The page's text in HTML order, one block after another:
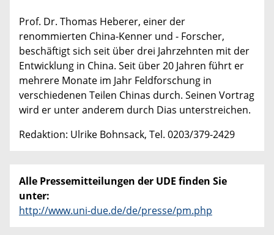
Prof. Dr. Thomas Heberer, einer der
renommierten China-Kenner und - Forscher,
beschäftigt sich seit über drei Jahrzehnten mit der
Entwicklung in China. Seit über 20 Jahren führt er
mehrere Monate im Jahr Feldforschung in
verschiedenen Teilen Chinas durch. Seinen Vortrag
wird er unter anderem durch Dias unterstreichen.
Redaktion: Ulrike Bohnsack, Tel. 0203/379-2429
Alle Pressemitteilungen der UDE finden Sie
unter:
http://www.uni-due.de/de/presse/pm.php